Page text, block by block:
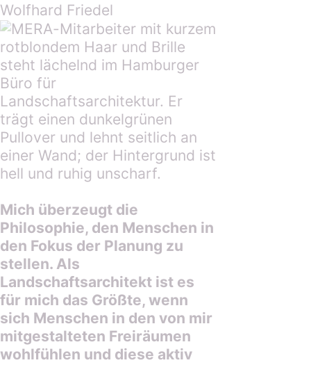
Wolfhard Friedel
Mich überzeugt die
Philosophie, den Menschen in
den Fokus der Planung zu
stellen. Als
Landschaftsarchitekt ist es
für mich das Größte, wenn
sich Menschen in den von mir
mitgestalteten Freiräumen
wohlfühlen und diese aktiv